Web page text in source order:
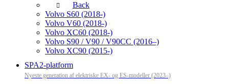
Back
Volvo S60 (2018-)
Volvo V60 (2018-)
Volvo XC60 (2018-)
Volvo S90 / V90 / V90CC (2016–)
Volvo XC90 (2015-)
SPA2-platform
Nyeste generation af elektriske EX- og ES-modeller (2023–)